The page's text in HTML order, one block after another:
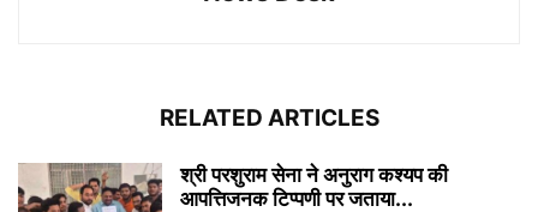
RELATED ARTICLES
श्री परशुराम सेना ने अनुराग कश्यप की
आपत्तिजनक टिप्पणी पर जताया...